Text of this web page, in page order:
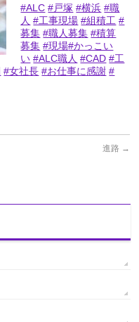
#ALC #戸塚 #横浜 #職
人 #工事現場 #組積工 #
募集 #職人募集 #積算
募集 #現場#かっこい
い #ALC職人 #CAD #工
#女社長 #お仕事に感謝 #
進路 →